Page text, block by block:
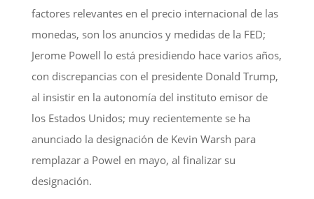
factores relevantes en el precio internacional de las
monedas, son los anuncios y medidas de la FED;
Jerome Powell lo está presidiendo hace varios años,
con discrepancias con el presidente Donald Trump,
al insistir en la autonomía del instituto emisor de
los Estados Unidos; muy recientemente se ha
anunciado la designación de Kevin Warsh para
remplazar a Powel en mayo, al finalizar su
designación.